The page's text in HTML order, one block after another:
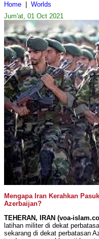
Home
Worlds
Jum'at, 01 Oct 2021
Mengapa Iran Kerahkan
Azerbaijan?
TEHERAN, IRAN (voa-
latihan militer di dekat
sekarang di dekat perbatasan